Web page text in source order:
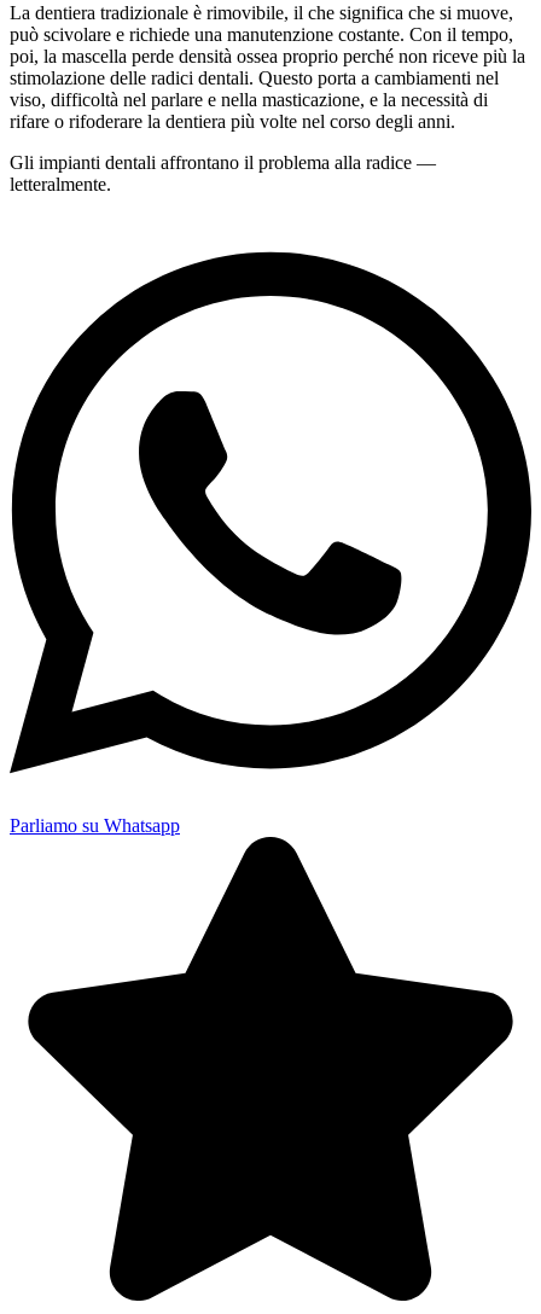
La dentiera tradizionale è rimovibile, il che significa che si muove,
può scivolare e richiede una manutenzione costante. Con il tempo,
poi, la mascella perde densità ossea proprio perché non riceve più la
stimolazione delle radici dentali. Questo porta a cambiamenti nel
viso, difficoltà nel parlare e nella masticazione, e la necessità di
rifare o rifoderare la dentiera più volte nel corso degli anni.
Gli impianti dentali affrontano il problema alla radice —
letteralmente.
Parliamo su Whatsapp